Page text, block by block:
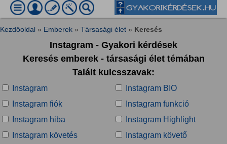
Kezdőoldal » Emberek » Társasági élet » Keresés
Instagram - Gyakori kérdések
Keresés emberek - társasági élet témában
Talált kulcsszavak:
Instagram
Instagram BIO
Instagram fiók
Instagram funkció
Instagram hiba
Instagram Highlight
Instagram követés
Instagram követő